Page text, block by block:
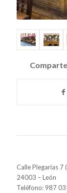
Calle Plegarias 7
24003 – León
Teléfono: 987